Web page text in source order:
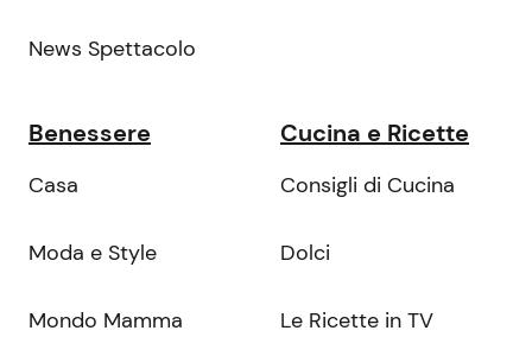
News Spettacolo
Benessere
Casa
Moda e Style
Mondo Mamma
Cucina e Ricette
Consigli di Cucina
Dolci
Le Ricette in TV